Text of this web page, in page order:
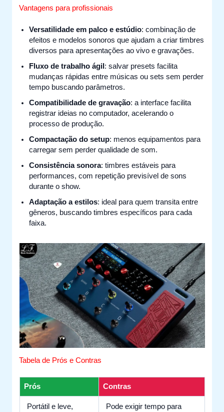
Vantagens para profissionais
Versatilidade em palco e estúdio: combinação de
efeitos e modelos sonoros que ajudam a criar timbres
diversos para apresentações ao vivo e gravações.
Fluxo de trabalho ágil : salvar presets facilita
mudanças rápidas entre músicas ou sets sem perder
tempo buscando parâmetros.
Compatibilidade de gravação: a interface facilita
registrar ideias no computador, acelerando o
processo de produção.
Compactação do setup: menos equipamentos para
carregar sem perder qualidade de som.
Consistência sonora: timbres estáveis para
performances, com repetição previsível de sons
durante o show.
Adaptação a estilos: ideal para quem transita entre
gêneros, buscando timbres específicos para cada
faixa.
Tabela de Prós e Contras
Prós Contras
Portátil e leve,
Pode exigir tempo para